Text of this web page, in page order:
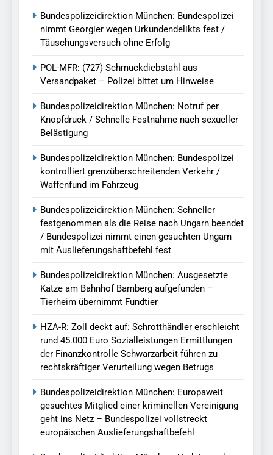
Bundespolizeidirektion München: Bundespolizei
nimmt Georgier wegen Urkundendelikts fest /
Täuschungsversuch ohne Erfolg
POL-MFR: (727) Schmuckdiebstahl aus
Versandpaket – Polizei bittet um Hinweise
Bundespolizeidirektion München: Notruf per
Knopfdruck / Schnelle Festnahme nach sexueller
Belästigung
Bundespolizeidirektion München: Bundespolizei
kontrolliert grenzüberschreitenden Verkehr /
Waffenfund im Fahrzeug
Bundespolizeidirektion München: Schneller
festgenommen als die Reise nach Ungarn beendet
/ Bundespolizei nimmt einen gesuchten Ungarn
mit Auslieferungshaftbefehl fest
Bundespolizeidirektion München: Ausgesetzte
Katze am Bahnhof Bamberg aufgefunden –
Tierheim übernimmt Fundtier
HZA-R: Zoll deckt auf: Schrotthändler erschleicht
rund 45.000 Euro Sozialleistungen Ermittlungen
der Finanzkontrolle Schwarzarbeit führen zu
rechtskräftiger Verurteilung wegen Betrugs
Bundespolizeidirektion München: Europaweit
gesuchtes Mitglied einer kriminellen Vereinigung
geht ins Netz – Bundespolizei vollstreckt
europäischen Auslieferungshaftbefehl